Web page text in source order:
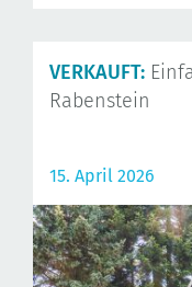
VERKAUFT:
Rabenstein
15. April 2026